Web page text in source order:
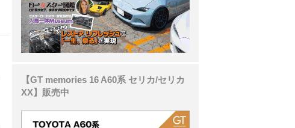
【GT memories 16 A60系 セリカ/セリカ
XX】販売中